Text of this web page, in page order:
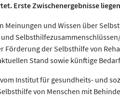
Erste Zwischenergebnisse
Meinungen und Wissen über
Förderung der Selbsthilfe von
Stand sowie künftige
Institut für gesundheits- und
von Menschen mit